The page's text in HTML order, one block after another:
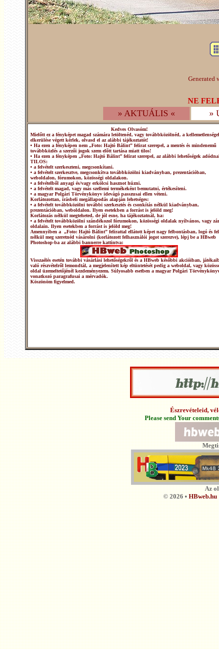
Generated
NE
» AKTUÁLIS « »
Kedves Olvasóm!
Mielőtt ez a fényképet magad számára letöltenéd, vagy továbbközölnéd, a
elkerülése végett kérlek, olvasd el az alábbi tájékoztatót!
• Ha ezen a fényképen nem „Foto: Hajtó Bálint” felirat szerepel, a mentés és mindenemű
továbbközlés a szerzői jogok szem előtt tartása miatt tilos!
• Ha ezen a fényképen „Foto: Hajtó Bálint” felirat szerepel, az alábbi lehetőségek
TILOS:
• a felvételt szerkeszteni, megcsonkítani.
• a felvételt szerkesztve, megcsonkítva továbbközölni kiadványban, prezentációban,
weboldalon, fórumokon, közösségi oldalakon.
• a felvételből anyagi és/vagy erkölcsi hasznot húzni.
• a felvételt magad, vagy más szellemi termékeként bemutatni, értékesíteni.
• a magyar Polgári Törvénykönyv idevágó passzusai ellen véteni.
Korlátozottan, írásbeli megállapodás alapján lehetséges:
• a felvételt továbbközölni további szerkesztés és csonkítás nélkül kiadványban,
prezentációban, weboldalon. Ilyen esetekben a forrást is jelöld meg!
Korlátozás nélkül megteheted, de jól esne, ha tájékoztatnál, ha:
• a felvételt továbbközölni szándékozol fórumokon, közösségi oldalak nyílvános, vagy
oldalain. Ilyen esetekben a forrást is jelöld meg!
Amennyiben a „Foto: Hajtó Bálint” felirattal ellátott képet nagy felbontásban, logó és
nélkül meg szeretnéd vásárolni (korlátozott felhasználói jogot szerezve), lépj be a HBweb
Photoshop-ba az alábbi bannerre kattintva:
Visszaélés esetén további vásárlási lehetőségekről és a HBweb későbbi akcióiban,
való részvételről lemondtál, a megjelenített kép eltüntetését pedig a weboldal, vagy
oldal üzemeltetőjénél kezdeményezem. Súlyosabb esetben a magyar Polgári
vonatkozó paragrafusai a mérvadók.
Köszönöm figyelmed.
Észrevételeid,
Please send Your
Az
© 2026 •HBweb.hu